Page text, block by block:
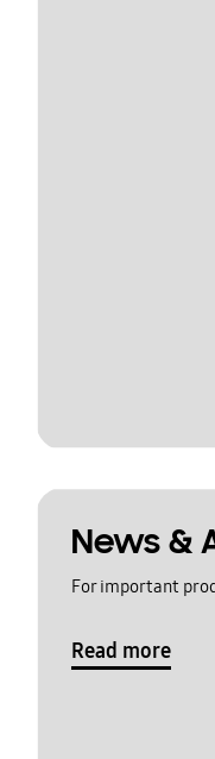
News &
For important
Read more